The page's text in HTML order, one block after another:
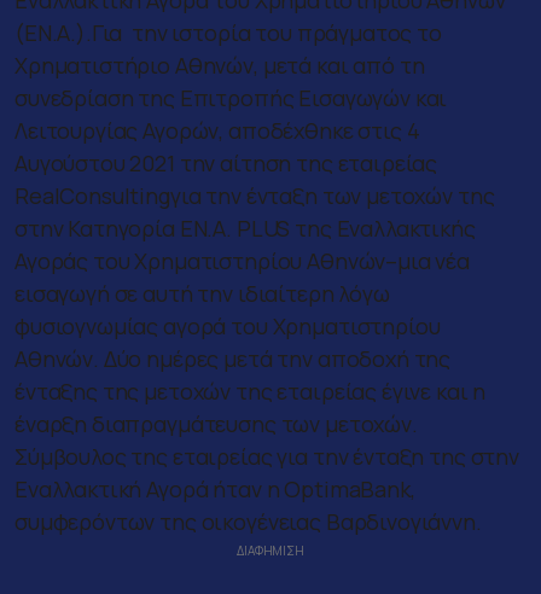
(ΕΝ.Α.).Για την ιστορία του πράγματος το
Χρηματιστήριο Αθηνών, μετά και από τη
συνεδρίαση της Επιτροπής Εισαγωγών και
Λειτουργίας Αγορών, αποδέχθηκε στις 4
Αυγούστου 2021 την αίτηση της εταιρείας
RealConsultingγια την ένταξη των μετοχών της
στην Κατηγορία ΕΝ.Α. PLUS της Εναλλακτικής
Αγοράς του Χρηματιστηρίου Αθηνών–μια νέα
εισαγωγή σε αυτή την ιδιαίτερη λόγω
φυσιογνωμίας αγορά του Χρηματιστηρίου
Αθηνών. Δύο ημέρες μετά την αποδοχή της
ένταξης της μετοχών της εταιρείας έγινε και η
έναρξη διαπραγμάτευσης των μετοχών.
Σύμβουλος της εταιρείας για την ένταξη της στην
Εναλλακτική Αγορά ήταν η OptimaBank,
συμφερόντων της οικογένειας Βαρδινογιάννη.